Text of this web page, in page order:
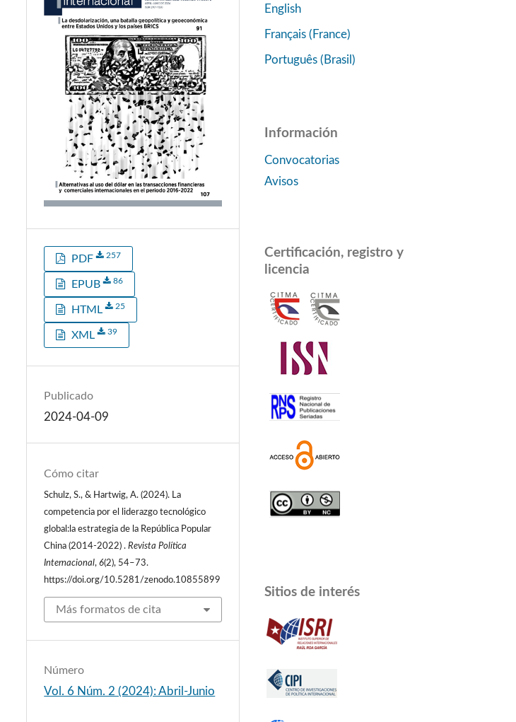
PDF 257
EPUB 86
HTML 25
XML 39
Publicado
2024-04-09
Cómo citar
Schulz, S., & Hartwig, A. (2024). La
competencia por el liderazgo tecnológico
global:la estrategia de la República Popular
China (2014-2022) .Revista Política
Internacional,6(2), 54–73.
https://doi.org/10.5281/zenodo.10855899
Más formatos de cita
Número
Vol. 6 Núm. 2 (2024): Abril-Junio
English
Français (France)
Português (Brasil)
Información
Convocatorias
Avisos
Certificación, registro y
licencia
Sitios de interés